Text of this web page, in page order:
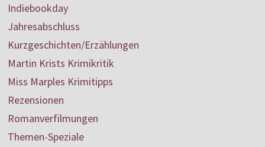
Indiebookday
Jahresabschluss
Kurzgeschichten/Erzählungen
Martin Krists Krimikritik
Miss Marples Krimitipps
Rezensionen
Romanverfilmungen
Themen-Speziale